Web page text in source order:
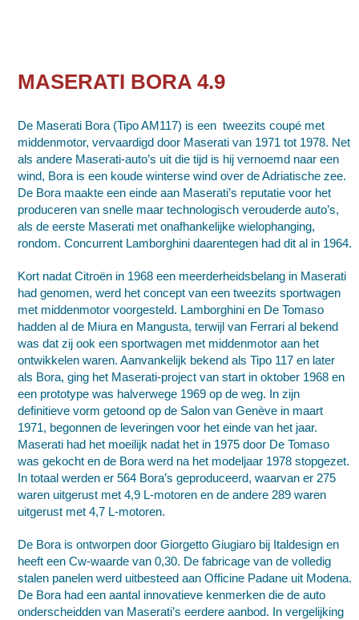
MASERATI BORA 4.9
De Maserati Bora (Tipo AM117) is een tweezitscoupé met
middenmotor, vervaardigd door Maserati van 1971 tot 1978. Net
als andere Maserati-auto’s uit die tijd is hij vernoemd naar een
wind, Bora is een koude winterse wind over de Adriatische zee.
De Bora maakte een einde aan Maserati’s reputatie voor het
produceren van snelle maar technologisch verouderde auto’s,
als de eerste Maserati metonafhankelijke wielophanging,
rondom. Concurrent Lamborghini daarentegen had dit al in 1964.
Kort nadatCitroën in 1968 een meerderheidsbelang in Maserati
had genomen, werd het concept van een tweezits sportwagen
met middenmotor voorgesteld. Lamborghini en De Tomaso
hadden al de Miura en Mangusta, terwijl van Ferrari al bekend
was dat zij ook een sportwagen met middenmotor aan het
ontwikkelen waren. Aanvankelijk bekend als Tipo 117 en later
als Bora, ging het Maserati-project van start in oktober 1968 en
een prototype was halverwege 1969 op de weg. In zijn
definitieve vorm getoond op de Salon van Genève in maart
1971, begonnen de leveringen voor het einde van het jaar.
Maserati had het moeilijk nadat het in 1975 door De Tomaso
was gekocht en de Bora werd na het modeljaar 1978 stopgezet.
In totaal werden er 564 Bora’s geproduceerd, waarvan er 275
waren uitgerust met 4,9 L-motoren en de andere 289 waren
uitgerust met 4,7 L-motoren.
De Bora is ontworpen doorGiorgetto Giugiaro bij Italdesign en
heeft een Cw-waarde van 0,30. De fabricage van de volledig
stalen panelen werd uitbesteed aan Officine Padane uit Modena.
De Bora had een aantal innovatieve kenmerken die de auto
onderscheidden van Maserati’s eerdere aanbod. In vergelijking